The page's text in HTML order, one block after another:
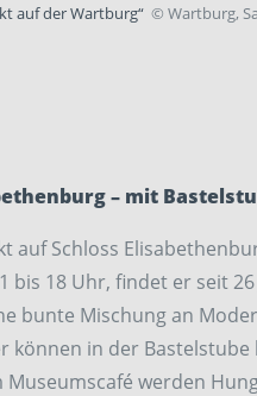
auf der Wartburg“ © Wartburg,
– mit
Schloss
bis 18 Uhr, findet er seit
bunte Mischung an
können in der
werden